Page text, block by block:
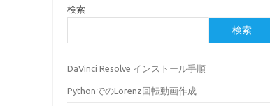
検索
検索
DaVinci Resolve インストール手順
PythonでのLorenz回転動画作成